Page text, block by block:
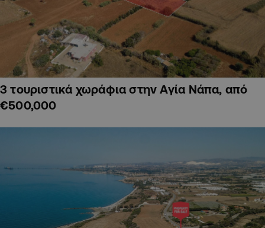
3 τουριστικά χωράφια στην Αγία Νάπα, από
€500,000